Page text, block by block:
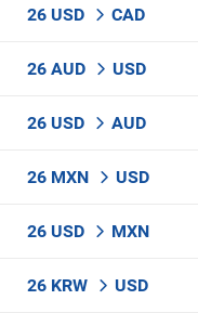
26 USD CAD
26 AUD USD
26 USD AUD
26 MXN USD
26 USD MXN
26 KRW USD